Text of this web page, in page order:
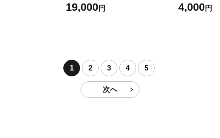
19,000円
ーゼルナッツ おすすめ 健康
4,000円
1 2 3 4 5
次へ